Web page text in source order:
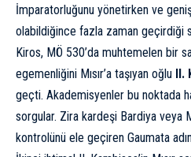
İmparatorluğunu yönetirken ve
olabildiğince fazla zaman geçirdiği
Kiros, MÖ 530’da muhtemelen bir
egemenliğini Mısır’a taşıyan oğlu II.
geçti. Akademisyenler bu noktada
sorgular. Zira kardeşi Bardiya veya
kontrolünü ele geçiren Gaumata